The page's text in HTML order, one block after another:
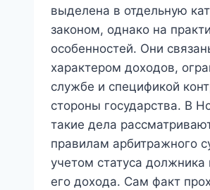
выделена в отдельную
законом, однако на
особенностей. Они
характером доходов,
службе и спецификой
стороны государства. В
такие дела
правилам арбитражного
учетом статуса должника
его дохода. Сам факт